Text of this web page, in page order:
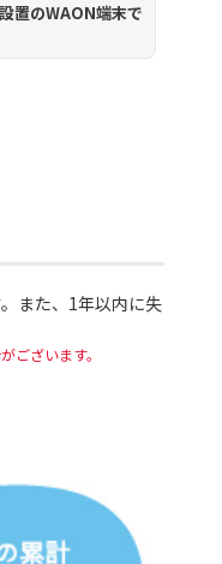
置のWAON端末で
また、1年以内に失
ございます。